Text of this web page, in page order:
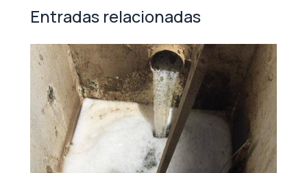
Entradas relacionadas